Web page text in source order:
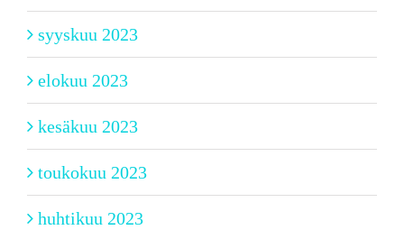
syyskuu 2023
elokuu 2023
kesäkuu 2023
toukokuu 2023
huhtikuu 2023